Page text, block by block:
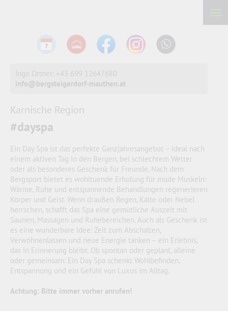
Ingo Ortner: +43 699 12647680
info@bergsteigerdorf-mauthen.at
Karnische Region
#dayspa
Ein Day Spa ist das perfekte Ganzjahresangebot – ideal nach
einem aktiven Tag in den Bergen, bei schlechtem Wetter
oder als besonderes Geschenk für Freunde. Nach dem
Bergsport bietet es wohltuende Erholung für müde Muskeln:
Wärme, Ruhe und entspannende Behandlungen regenerieren
Körper und Geist. Wenn draußen Regen, Kälte oder Nebel
herrschen, schafft das Spa eine gemütliche Auszeit mit
Saunen, Massagen und Ruhebereichen. Auch als Geschenk ist
es eine wunderbare Idee: Zeit zum Abschalten,
Verwöhnenlassen und neue Energie tanken – ein Erlebnis,
das in Erinnerung bleibt. Ob spontan oder geplant, alleine
oder gemeinsam: Ein Day Spa schenkt Wohlbefinden,
Entspannung und ein Gefühl von Luxus im Alltag.
Achtung: Bitte immer vorher anrufen!